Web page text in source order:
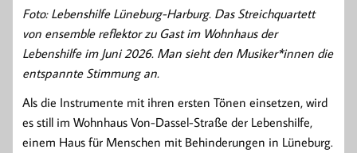
Foto: Lebenshilfe Lüneburg-Harburg. Das Streichquartett
von ensemble reflektor zu Gast im Wohnhaus der
Lebenshilfe im Juni 2026. Man sieht den Musiker*innen die
entspannte Stimmung an.
Als die Instrumente mit ihren ersten Tönen einsetzen, wird
es still im Wohnhaus Von-Dassel-Straße der Lebenshilfe,
einem Haus für Menschen mit Behinderungen in Lüneburg.